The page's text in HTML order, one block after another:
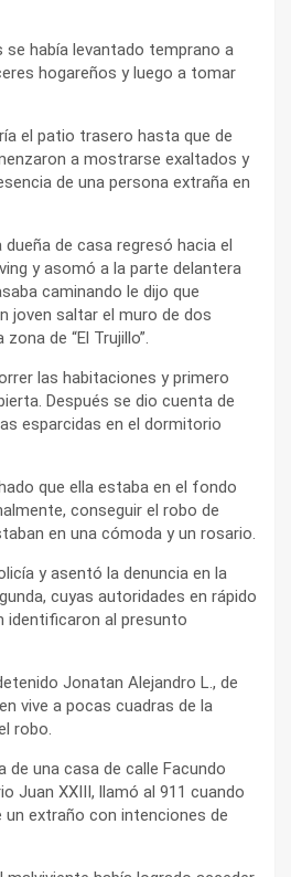
se había levantado temprano a
hogareños y luego a tomar
el patio trasero hasta que de
a mostrarse exaltados y
de una persona extraña en
dueña de casa regresó hacia el
y asomó a la parte delantera
caminando le dijo que
joven saltar el muro de dos
de “El Trujillo”.
las habitaciones y primero
Después se dio cuenta de
esparcidas en el dormitorio
que ella estaba en el fondo
conseguir el robo de
en una cómoda y un rosario.
y asentó la denuncia en la
cuyas autoridades en rápido
identificaron al presunto
Jonatan Alejandro L., de
vive a pocas cuadras de la
robo.
de una casa de calle Facundo
Juan XXIII, llamó al 911 cuando
extraño con intenciones de